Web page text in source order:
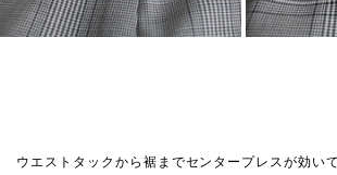
ウエストタックから裾までセンタープレスが効い